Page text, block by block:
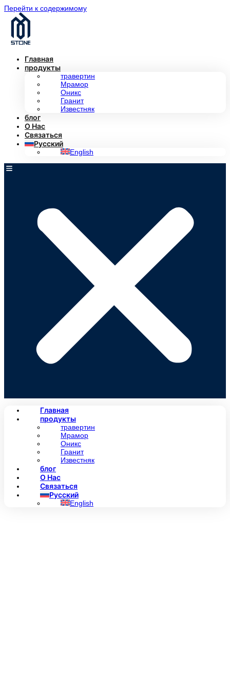
Перейти к содержимому
Главная
продукты
травертин
Мрамор
Оникс
Гранит
Известняк
блог
О Нас
Связаться
Русский
English
Главная
продукты
травертин
Мрамор
Оникс
Гранит
Известняк
блог
О Нас
Связаться
Русский
English